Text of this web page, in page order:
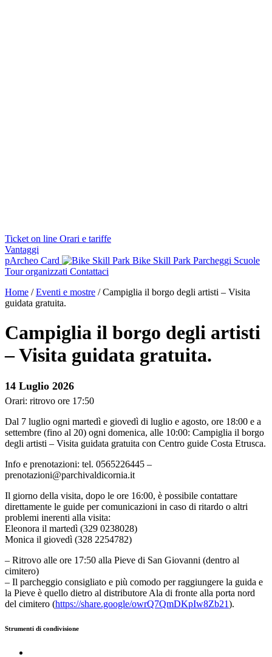
Ticket on line Orari e tariffe
Vantaggi
pArcheo Card
Bike Skill Park Parcheggi Scuole
Tour organizzati Contattaci
Home /Eventi e mostre /Campiglia il borgo degli artisti – Visita
guidata gratuita.
Campiglia il borgo degli artisti
– Visita guidata gratuita.
14 Luglio 2026
Orari: ritrovo ore 17:50
Dal 7 luglio ogni martedì e giovedì di luglio e agosto, ore 18:00 e a
settembre (fino al 20) ogni domenica, alle 10:00: Campiglia il borgo
degli artisti – Visita guidata gratuita con Centro guide Costa Etrusca.
Info e prenotazioni: tel. 0565226445 –
prenotazioni@parchivaldicornia.it
Il giorno della visita, dopo le ore 16:00, è possibile contattare
direttamente le guide per comunicazioni in caso di ritardo o altri
problemi inerenti alla visita:
Eleonora il martedì (329 0238028)
Monica il giovedì (328 2254782)
– Ritrovo alle ore 17:50 alla Pieve di San Giovanni (dentro al
cimitero)
– Il parcheggio consigliato e più comodo per raggiungere la guida e
la Pieve è quello dietro al distributore Ala di fronte alla porta nord
del cimitero (https://share.google/owrQ7QmDKpIw8Zb21).
Strumenti di condivisione